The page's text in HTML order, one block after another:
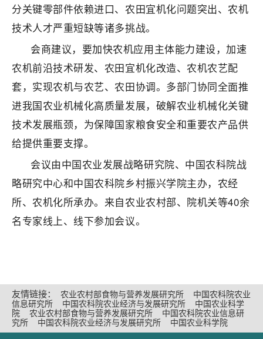
分关键零部件依赖进口、农田宜机化问题突出、农机
技术人才严重短缺等诸多挑战。
会商建议，要加快农机应用主体能力建设，加速
农机前沿技术研发、农田宜机化改造、农机农艺配
套，实现农机与农艺、农田协调。多部门协同全面推
进我国农业机械化高质量发展，破解农业机械化关键
技术发展瓶颈，为保障国家粮食安全和重要农产品供
给提供重要支撑。
会议由中国农业发展战略研究院、中国农科院战
略研究中心和中国农科院乡村振兴学院主办，农经
所、农机化所承办。来自农业农村部、院机关等40余
名专家线上、线下参加会议。
友情链接： 农业农村部食物与营养发展研究所
中国农科院农业
信息研究所
中国农科院农业经济与发展研究所
中国农业科学
院
农业农村部食物与营养发展研究所
中国农科院农业信息研
究所
中国农科院农业经济与发展研究所 中国农业科学院